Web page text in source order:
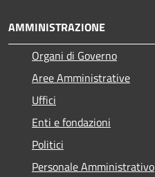
AMMINISTRAZIONE
Organi di Governo
Aree Amministrative
Uffici
Enti e fondazioni
Politici
Personale Amministrativo